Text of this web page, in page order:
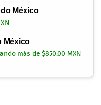
México
México
más de $850.00 MXN